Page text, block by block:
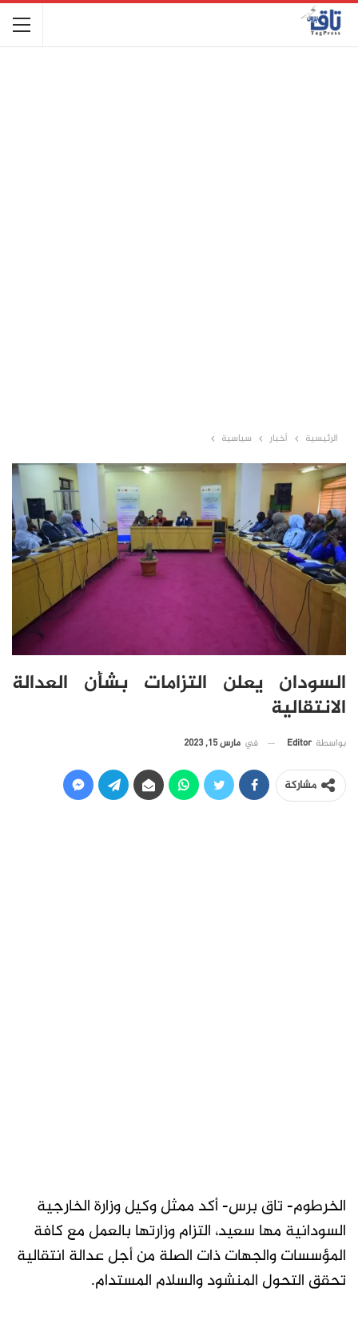
الرئيسية أخبار سياسية
السودان يعلن التزامات بشأن العدالة
الانتقالية
بواسطة Editor في مارس 15, 2023
مشاركة
الخرطوم- تاق برس- أكد ممثل وكيل وزارة الخارجية
السودانية مها سعيد، التزام وزارتها بالعمل مع كافة
المؤسسات والجهات ذات الصلة من أجل عدالة انتقالية
تحقق التحول المنشود والسلام المستدام.